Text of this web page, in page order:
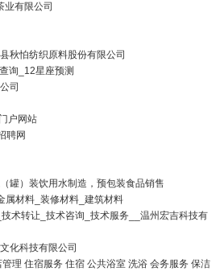
业有限公司
秋怕纺织原料股份有限公司
询_12星座预测
司
户网站
聘网
罐）装饮用水制造，预包装食品销售
属材料_装修材料_建筑材料
术转让_技术咨询_技术服务__温州宏吉科技有
化科技有限公司
理 住宿服务 住宿 公共浴室 洗浴 会务服务 保洁